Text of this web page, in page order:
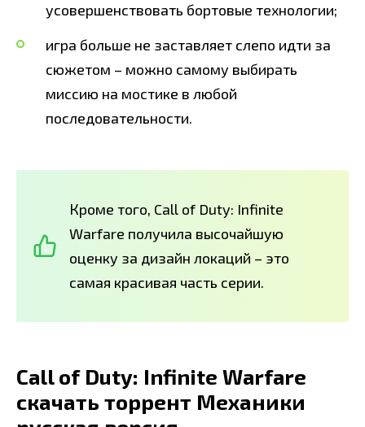
усовершенствовать бортовые технологии;
игра больше не заставляет слепо идти за
сюжетом – можно самому выбирать
миссию на мостике в любой
последовательности.
Кроме того, Call of Duty: Infinite
Warfare получила высочайшую
оценку за дизайн локаций – это
самая красивая часть серии.
Call of Duty: Infinite Warfare
скачать торрент Механики